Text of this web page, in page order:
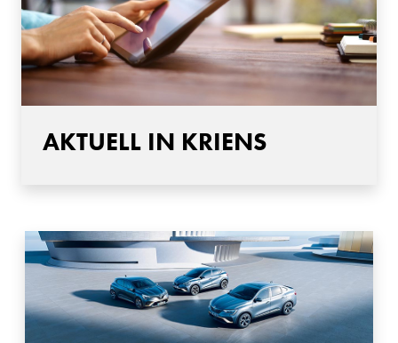
AKTUELL IN KRIENS